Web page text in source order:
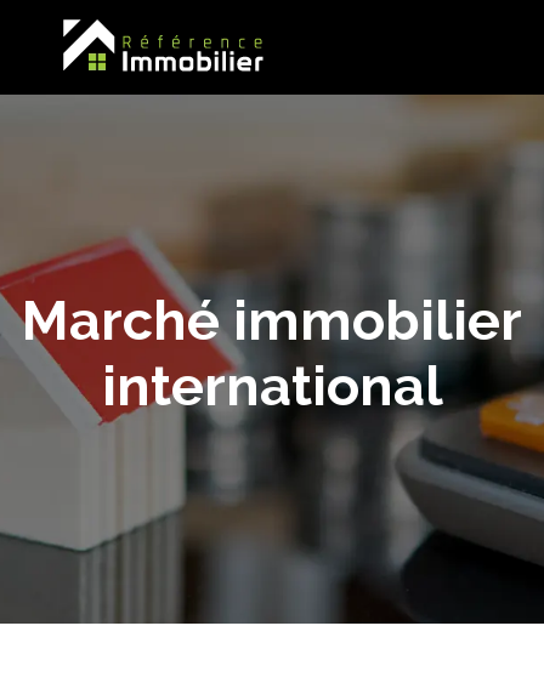
Marché immobilier
international